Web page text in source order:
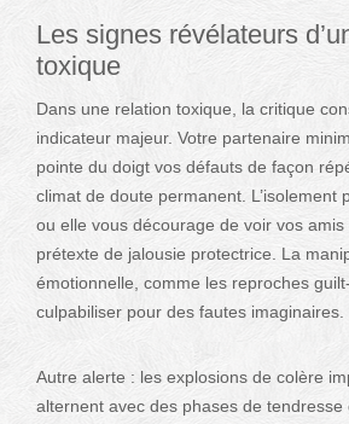
Les signes révélateurs
toxique
Dans une relation toxique, la critique
indicateur majeur. Votre partenaire
pointe du doigt vos défauts de façon
climat de doute permanent. L’isolement
ou elle vous décourage de voir vos
prétexte de jalousie protectrice. La
émotionnelle, comme les reproches
culpabiliser pour des fautes imaginaires.
Autre alerte : les explosions de colère
alternent avec des phases de tendresse